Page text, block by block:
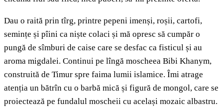
Dau o raită prin tîrg, printre pepeni imenși, roșii, cartofi,
semințe și pîini ca niște colaci și mă opresc să cumpăr o
pungă de sîmburi de caise care se desfac ca fisticul și au
aroma migdalei. Continui pe lîngă moscheea Bibi Khanym,
construită de Timur spre faima lumii islamice. Îmi atrage
atenția un bătrîn cu o barbă mică și figură de mongol, care se
proiectează pe fundalul moscheii cu același mozaic albastru.